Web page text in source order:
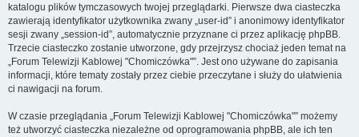
katalogu plików tymczasowych twojej przeglądarki. Pierwsze dwa ciasteczka
zawierają identyfikator użytkownika zwany „user-id” i anonimowy identyfikator
sesji zwany „session-id”, automatycznie przyznane ci przez aplikację phpBB.
Trzecie ciasteczko zostanie utworzone, gdy przejrzysz chociaż jeden temat na
„Forum Telewizji Kablowej "Chomiczówka"”. Jest ono używane do zapisania
informacji, które tematy zostały przez ciebie przeczytane i służy do ułatwienia
ci nawigacji na forum.
W czasie przeglądania „Forum Telewizji Kablowej "Chomiczówka"” możemy
też utworzyć ciasteczka niezależne od oprogramowania phpBB, ale ich ten